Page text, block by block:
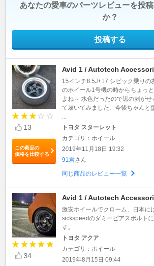
あなたの愛車のパーツレビューを投
か？
投稿する
13
この商品の
価格を比較する
Avid 1 / Autotech
15インチ8.5J+17 シビック乗りの
のホイール1号機の時からちょっ
よね～ 水色だったので黒の剥が
て履いてみました、今後ちゃんと
トヨタ スターレット
カテゴリ：ホイール
2019年11月18日 19:32
91君さん
同じ商品のレビュー一覧
34
Avid 1 / Autotech
激安ホイールでクローム、日本に
sickspeedのダミーピアスボルト
す。
トヨタ アクア
カテゴリ：ホイール
2019年8月15日 09:44